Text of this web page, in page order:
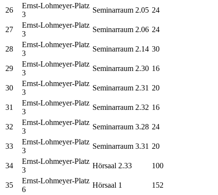
26
Ernst-Lohmeyer-Platz
3
Seminarraum 2.05 24
27
Ernst-Lohmeyer-Platz
3
Seminarraum 2.06 24
28
Ernst-Lohmeyer-Platz
3
Seminarraum 2.14 30
29
Ernst-Lohmeyer-Platz
3
Seminarraum 2.30 16
30
Ernst-Lohmeyer-Platz
3
Seminarraum 2.31 20
31
Ernst-Lohmeyer-Platz
3
Seminarraum 2.32 16
32
Ernst-Lohmeyer-Platz
3
Seminarraum 3.28 24
33
Ernst-Lohmeyer-Platz
3
Seminarraum 3.31 20
34
Ernst-Lohmeyer-Platz
3
Hörsaal 2.33 100
35
Ernst-Lohmeyer-Platz
6
Hörsaal 1 152